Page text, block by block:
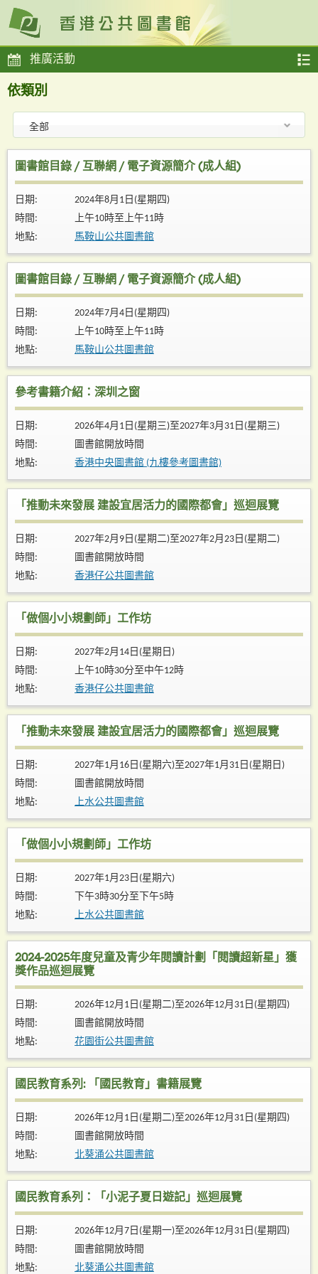
推廣活動
依類別
圖書館目錄 / 互聯網 / 電子資源簡介 (成人組)
日期:
2024年8月1日(星期四)
時間:
上午10時至上午11時
地點:
馬鞍山公共圖書館
圖書館目錄 / 互聯網 / 電子資源簡介 (成人組)
日期:
2024年7月4日(星期四)
時間:
上午10時至上午11時
地點:
馬鞍山公共圖書館
參考書籍介紹：深圳之窗
日期:
2026年4月1日(星期三)至2027年3月31日(星期三)
時間:
圖書館開放時間
地點:
香港中央圖書館 (九樓參考圖書館)
「推動未來發展 建設宜居活力的國際都會」巡迴展覽
日期:
2027年2月9日(星期二)至2027年2月23日(星期二)
時間:
圖書館開放時間
地點:
香港仔公共圖書館
「做個小小規劃師」工作坊
日期:
2027年2月14日(星期日)
時間:
上午10時30分至中午12時
地點:
香港仔公共圖書館
「推動未來發展 建設宜居活力的國際都會」巡迴展覽
日期:
2027年1月16日(星期六)至2027年1月31日(星期日)
時間:
圖書館開放時間
地點:
上水公共圖書館
「做個小小規劃師」工作坊
日期:
2027年1月23日(星期六)
時間:
下午3時30分至下午5時
地點:
上水公共圖書館
2024-2025年度兒童及青少年閱讀計劃「閱讀超新星」獲
獎作品巡迴展覽
日期:
2026年12月1日(星期二)至2026年12月31日(星期四)
時間:
圖書館開放時間
地點:
花園街公共圖書館
國民教育系列: 「國民教育」書籍展覽
日期:
2026年12月1日(星期二)至2026年12月31日(星期四)
時間:
圖書館開放時間
地點:
北葵涌公共圖書館
國民教育系列：「小泥子夏日遊記」巡迴展覽
日期:
2026年12月7日(星期一)至2026年12月31日(星期四)
時間:
圖書館開放時間
地點:
北葵涌公共圖書館